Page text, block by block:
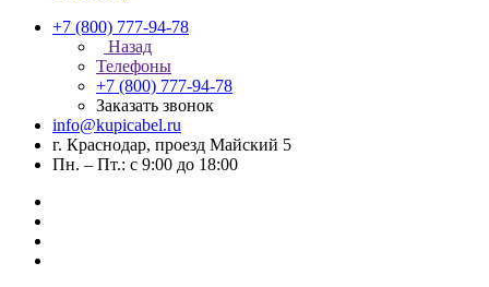
+7 (800) 777-94-78
Назад
Телефоны
+7 (800) 777-94-78
Заказать звонок
info@kupicabel.ru
г. Краснодар, проезд Майский 5
Пн. – Пт.: с 9:00 до 18:00